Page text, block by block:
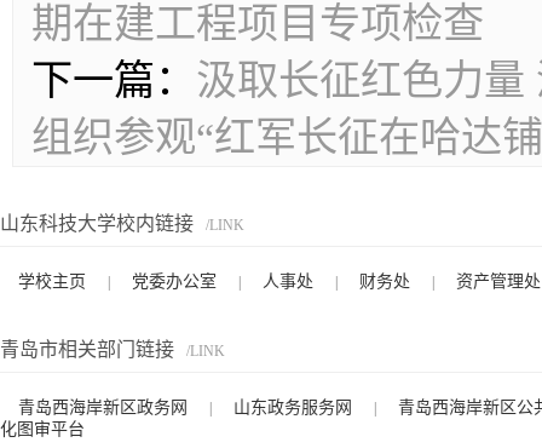
期在建工程项目专项检查
下一篇： 汲取长征红色力
组织参观“红军长征在哈达
山东科技大学校内链接 /LINK
学校主页 党委办公室 人事处 财务处 资产管理处
青岛市相关部门链接 /LINK
青岛西海岸新区政务网 山东政务服务网
青岛西海岸新区公
化图审平台